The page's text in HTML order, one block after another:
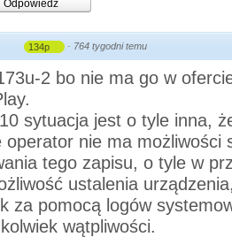
Odpowiedz
134p · 764 tygodni temu
2 bo nie ma go w
sytuacja jest o tyle inna,
operator nie ma możliwości
tego zapisu, o tyle w
ustalenia
za pomocą logów
wątpliwości.